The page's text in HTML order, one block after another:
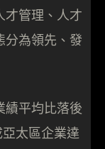
才管理、人才
分為領先、發
績平均比落後
太區企業達